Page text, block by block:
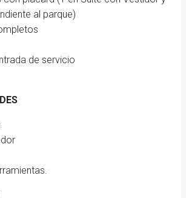
al parque)
de servicio